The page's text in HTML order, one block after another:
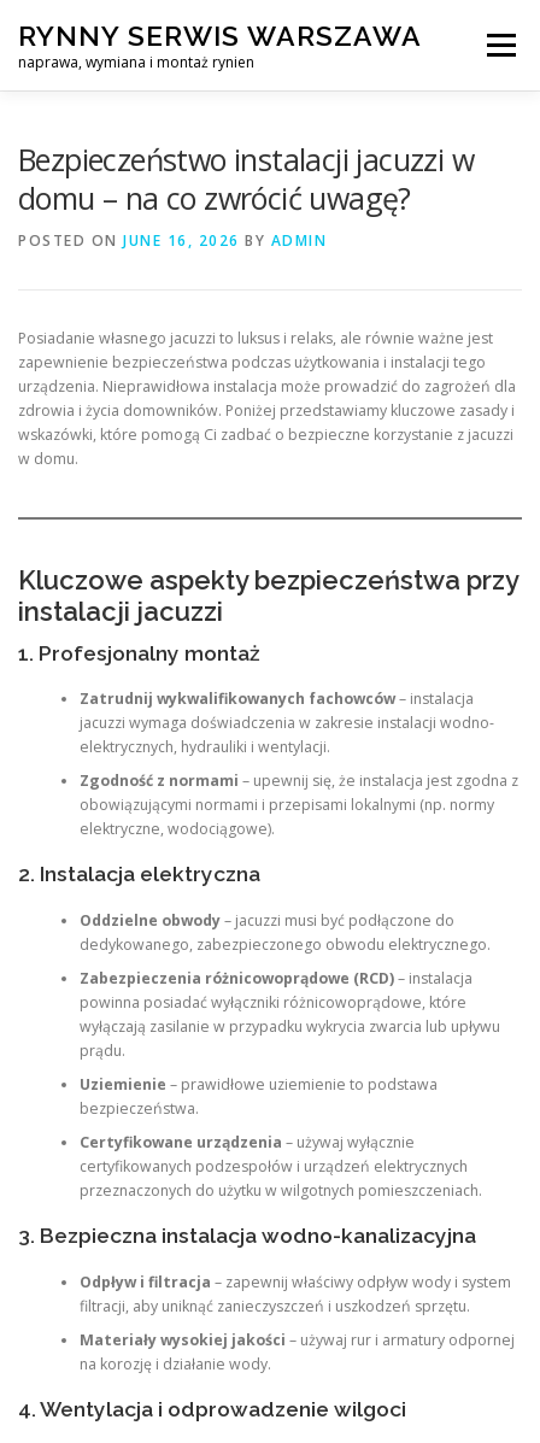
content
RYNNY SERWIS WARSZAWA
naprawa, wymiana i montaż rynien
Menu
Bezpieczeństwo instalacji jacuzzi w
domu – na co zwrócić uwagę?
POSTED ON JUNE 16, 2026 BY ADMIN
Posiadanie własnego jacuzzi to luksus i relaks, ale równie ważne jest
zapewnienie bezpieczeństwa podczas użytkowania i instalacji tego
urządzenia. Nieprawidłowa instalacja może prowadzić do zagrożeń dla
zdrowia i życia domowników. Poniżej przedstawiamy kluczowe zasady i
wskazówki, które pomogą Ci zadbać o bezpieczne korzystanie z jacuzzi
w domu.
Kluczowe aspekty bezpieczeństwa przy
instalacji jacuzzi
1. Profesjonalny montaż
Zatrudnij wykwalifikowanych fachowców– instalacja
jacuzzi wymaga doświadczenia w zakresie instalacji wodno-
elektrycznych, hydrauliki i wentylacji.
Zgodność z normami – upewnij się, że instalacja jest zgodna z
obowiązującymi normami i przepisami lokalnymi (np. normy
elektryczne, wodociągowe).
2. Instalacja elektryczna
Oddzielne obwody– jacuzzi musi być podłączone do
dedykowanego, zabezpieczonego obwodu elektrycznego.
Zabezpieczenia różnicowoprądowe (RCD)– instalacja
powinna posiadać wyłączniki różnicowoprądowe, które
wyłączają zasilanie w przypadku wykrycia zwarcia lub upływu
prądu.
Uziemienie – prawidłowe uziemienie to podstawa
bezpieczeństwa.
Certyfikowane urządzenia – używaj wyłącznie
certyfikowanych podzespołów i urządzeń elektrycznych
przeznaczonych do użytku w wilgotnych pomieszczeniach.
3. Bezpieczna instalacja wodno-kanalizacyjna
Odpływ i filtracja – zapewnij właściwy odpływ wody i system
filtracji, aby uniknąć zanieczyszczeń i uszkodzeń sprzętu.
Materiały wysokiej jakości – używaj rur i armatury odpornej
na korozję i działanie wody.
4. Wentylacja i odprowadzenie wilgoci